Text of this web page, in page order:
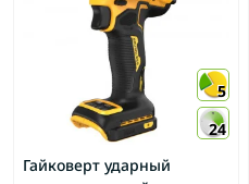
5
24
Гайковерт ударный